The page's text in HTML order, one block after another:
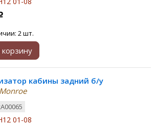
2 шт.
корзину
кабины задний б/у
01-08